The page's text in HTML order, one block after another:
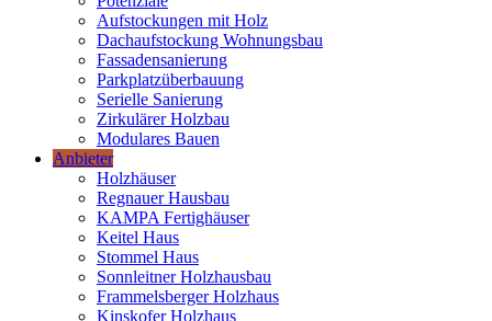
Aufstockungen mit Holz
Dachaufstockung Wohnungsbau
Fassadensanierung
Parkplatzüberbauung
Serielle Sanierung
Zirkulärer Holzbau
Modulares Bauen
Anbieter
Holzhäuser
Regnauer Hausbau
KAMPA Fertighäuser
Keitel Haus
Stommel Haus
Sonnleitner Holzhausbau
Frammelsberger Holzhaus
Kinskofer Holzhaus